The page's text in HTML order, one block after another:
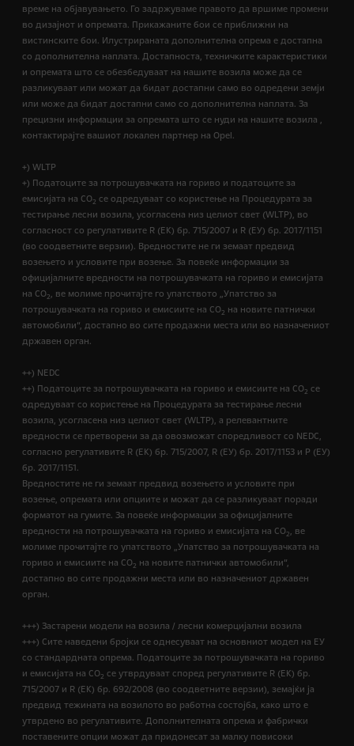
време на објавувањето. Го задржуваме правото да вршиме промени
во дизајнот и опремата. Прикажаните бои се приближни на
вистинските бои. Илустрираната дополнителна опрема е достапна
со дополнителна наплата. Достапноста, техничките карактеристики
и опремата што се обезбедуваат на нашите возила може да се
разликуваат или можат да бидат достапни само во одредени земји
или може да бидат достапни само со дополнителна наплата. За
прецизни информации за опремата што се нуди на нашите возила ,
контактирајте вашиот локален партнер на Opel.
+) WLTP
+) Податоците за потрошувачката на гориво и податоците за
емисијата на CO2 се одредуваат со користење на Процедурата за
тестирање лесни возила, усогласена низ целиот свет (WLTP), во
согласност со регулативите R (EК) бр. 715/2007 и R (ЕУ) бр. 2017/1151
(во соодветните верзии). Вредностите не ги земаат предвид
возењето и условите при возење. За повеќе информации за
официјалните вредности на потрошувачката на гориво и емисијата
на CO2, ве молиме прочитајте го упатството „Упатство за
потрошувачката на гориво и емисиите на CO2 на новите патнички
автомобили“, достапно во сите продажни места или во назначениот
државен орган.
++) NEDC
++) Податоците за потрошувачката на гориво и емисиите на CO2 се
одредуваат со користење на Процедурата за тестирање лесни
возила, усогласена низ целиот свет (WLTP), а релевантните
вредности се претворени за да овозможат споредливост со NEDC,
согласно регулативите R (EК) бр. 715/2007, R (ЕУ) бр. 2017/1153 и Р (ЕУ)
бр. 2017/1151.
Вредностите не ги земаат предвид возењето и условите при
возење, опремата или опциите и можат да се разликуваат поради
форматот на гумите. За повеќе информации за официјалните
вредности на потрошувачката на гориво и емисијата на CO2, ве
молиме прочитајте го упатството „Упатство за потрошувачката на
гориво и емисиите на CO2 на новите патнички автомобили“,
достапно во сите продажни места или во назначениот државен
орган.
+++) Застарени модели на возила / лесни комерцијални возила
+++) Сите наведени бројки се однесуваат на основниот модел на ЕУ
со стандардната опрема. Податоците за потрошувачката на гориво
и емисијата на СО2 се утврдуваат според регулативите R (ЕК) бр.
715/2007 и R (ЕК) бр. 692/2008 (во соодветните верзии), земајќи ја
предвид тежината на возилото во работна состојба, како што е
утврдено во регулативите. Дополнителната опрема и фабрички
поставените опции можат да придонесат за малку повисоки